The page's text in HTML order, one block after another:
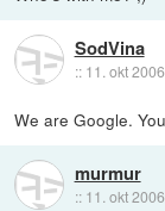
SodVina
:: 11. okt
We are Google.
murmur
:: 11. okt